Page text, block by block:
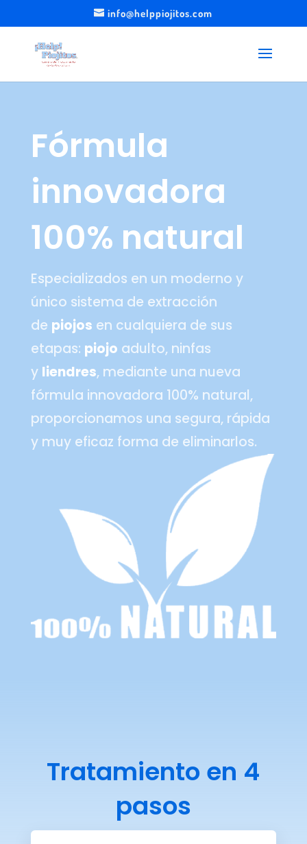
info@helppiojitos.com
Fórmula
innovadora
100% natural
Especializados en un moderno y
único sistema de extracción
de piojos en cualquiera de sus
etapas: piojo adulto, ninfas
y liendres, mediante una nueva
fórmula innovadora 100% natural,
proporcionamos una segura, rápida
y muy eficaz forma de eliminarlos.
Tratamiento en 4
pasos